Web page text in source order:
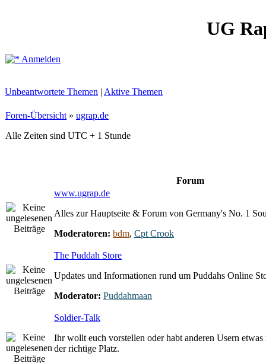
UG
Anmelden
Unbeantwortete Themen | Aktive Themen
Foren-Übersicht » ugrap.de
Alle Zeiten sind UTC + 1 Stunde
Forum
www.ugrap.de
Alles zur Hauptseite & Forum von Germany's No. 1
Moderatoren: bdm, Cpt Crook
The Puddah Store
Updates und Informationen rund um Puddahs Online
Moderator: Puddahmaan
Soldier-Talk
Ihr wollt euch vorstellen oder habt anderen Usern
der richtige Platz.